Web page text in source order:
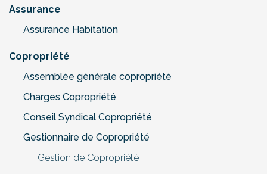
Assurance
Assurance Habitation
Copropriété
Assemblée générale copropriété
Charges Copropriété
Conseil Syndical Copropriété
Gestionnaire de Copropriété
Gestion de Copropriété